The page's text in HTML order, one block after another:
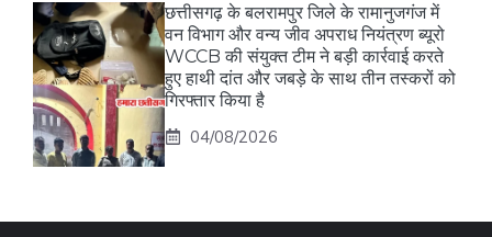
छत्तीसगढ़ के बलरामपुर जिले के रामानुजगंज में
वन विभाग और वन्य जीव अपराध नियंत्रण ब्यूरो
WCCB की संयुक्त टीम ने बड़ी कार्रवाई करते
हुए हाथी दांत और जबड़े के साथ तीन तस्करों को
गिरफ्तार किया है
04/08/2026